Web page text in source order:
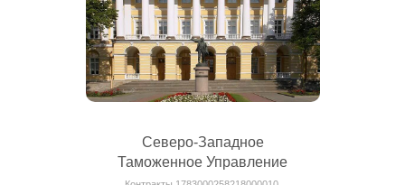
Северо-Западное
Таможенное Управление